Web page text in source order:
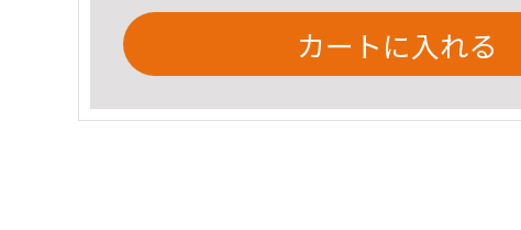
カートに入れる